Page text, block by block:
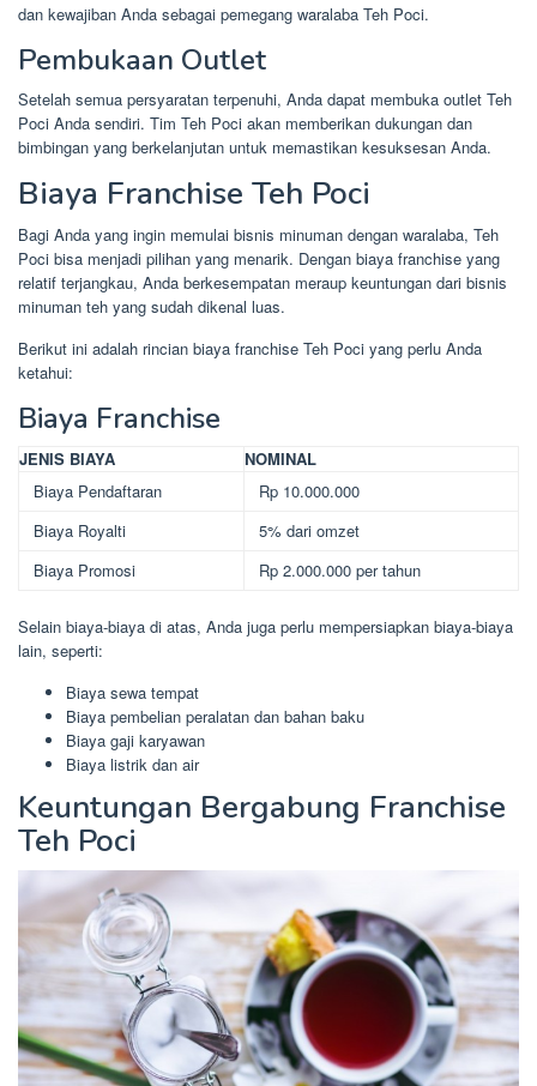
dan kewajiban Anda sebagai pemegang waralaba Teh Poci.
Pembukaan Outlet
Setelah semua persyaratan terpenuhi, Anda dapat membuka outlet Teh
Poci Anda sendiri. Tim Teh Poci akan memberikan dukungan dan
bimbingan yang berkelanjutan untuk memastikan kesuksesan Anda.
Biaya Franchise Teh Poci
Bagi Anda yang ingin memulai bisnis minuman dengan waralaba, Teh
Poci bisa menjadi pilihan yang menarik. Dengan biaya franchise yang
relatif terjangkau, Anda berkesempatan meraup keuntungan dari bisnis
minuman teh yang sudah dikenal luas.
Berikut ini adalah rincian biaya franchise Teh Poci yang perlu Anda
ketahui:
Biaya Franchise
JENIS BIAYA
NOMINAL
Biaya Pendaftaran
Rp 10.000.000
Biaya Royalti
5% dari omzet
Biaya Promosi
Rp 2.000.000 per tahun
Selain biaya-biaya di atas, Anda juga perlu mempersiapkan biaya-biaya
lain, seperti:
Biaya sewa tempat
Biaya pembelian peralatan dan bahan baku
Biaya gaji karyawan
Biaya listrik dan air
Keuntungan Bergabung Franchise
Teh Poci